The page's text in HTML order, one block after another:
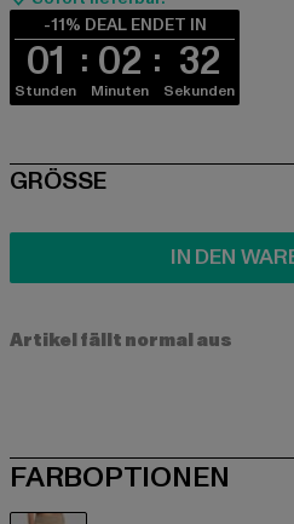
-11% DEAL ENDET IN
01
Stunden
02
Minuten
32
Sekunden
SIZE
GRÖSSE
IN DEN
Artikel fällt normal aus
FARBOPTIONEN